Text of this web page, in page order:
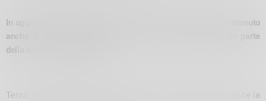
In aggiunta a tale riconoscimento, Terna ha recentemente ottenuto
anche la conferma della più alta valutazione possibile da parte
della società di rating MSCI
Terna, il Gruppo guidato da Giuseppina Di Foggia che gestisce la